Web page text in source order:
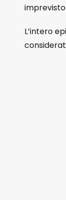
L’intero